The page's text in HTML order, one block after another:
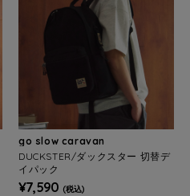
go slow caravan
DUCKSTER/ダックスター 切替デ
イパック
¥7,590 (税込)